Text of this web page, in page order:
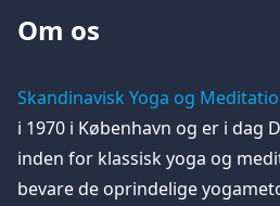
Om os
Skandinavisk Yoga og
i 1970 i København og er i dag
inden for klassisk yoga og
bevare de oprindelige